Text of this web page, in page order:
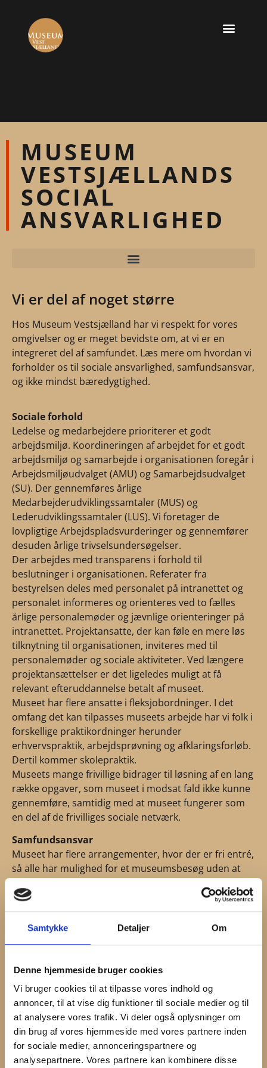
Samtykke Detaljer Om
Denne hjemmeside bruger cookies
Vi bruger cookies til at tilpasse vores indhold og
annoncer, til at vise dig funktioner til sociale medier og til
at analysere vores trafik. Vi deler også oplysninger om
din brug af vores hjemmeside med vores partnere inden
for sociale medier, annonceringspartnere og
analysepartnere. Vores partnere kan kombinere disse
MUSEUM
VESTSJÆLLANDS
SOCIAL
ANSVARLIGHED
Vi er del af noget større
Hos Museum Vestsjælland har vi respekt for vores
omgivelser og er meget bevidste om, at vi er en
integreret del af samfundet. Læs mere om hvordan vi
forholder os til sociale ansvarlighed, samfundsansvar,
og ikke mindst bæredygtighed.
Sociale forhold
Ledelse og medarbejdere prioriterer et godt
arbejdsmiljø. Koordineringen af arbejdet for et godt
arbejdsmiljø og samarbejde i organisationen foregår i
Arbejdsmiljøudvalget (AMU) og Samarbejdsudvalget
(SU). Der gennemføres årlige
Medarbejderudviklingssamtaler (MUS) og
Lederudviklingssamtaler (LUS). Vi foretager de
lovpligtige Arbejdspladsvurderinger og gennemfører
desuden årlige trivselsundersøgelser.
Der arbejdes med transparens i forhold til
beslutninger i organisationen. Referater fra
bestyrelsen deles med personalet på intranettet og
personalet informeres og orienteres ved to fælles
årlige personalemøder og jævnlige orienteringer på
intranettet. Projektansatte, der kan føle en mere løs
tilknytning til organisationen, inviteres med til
personalemøder og sociale aktiviteter. Ved længere
projektansættelser er det ligeledes muligt at få
relevant efteruddannelse betalt af museet.
Museet har flere ansatte i fleksjobordninger. I det
omfang det kan tilpasses museets arbejde har vi folk i
forskellige praktikordninger herunder
erhvervspraktik, arbejdsprøvning og afklaringsforløb.
Dertil kommer skolepraktik.
Museets mange frivillige bidrager til løsning af en lang
række opgaver, som museet i modsat fald ikke kunne
gennemføre, samtidig med at museet fungerer som
en del af de frivilliges sociale netværk.
Samfundsansvar
Museet har flere arrangementer, hvor der er fri entré,
så alle har mulighed for et museumsbesøg uden at
økonomien bliver en barriere. I lighed med andre
statsanerkendte museer, har børn og unge under 18
år gratis adgang til museerne. Offentligheden har
gratis adgang til museumshaver og grønne arealer,
45 og Malergården har været med i projekter omkring
bevaringen af gamle danske stauder og æblesorter.
Museet følger den til enhver tid gældende lovgivning
herunder lovgivningen vedr. statsanerkendte museer
ligesom museet i sit daglige arbejde følger ICOM’s
(International Council of Museums) museumsetiske
regler